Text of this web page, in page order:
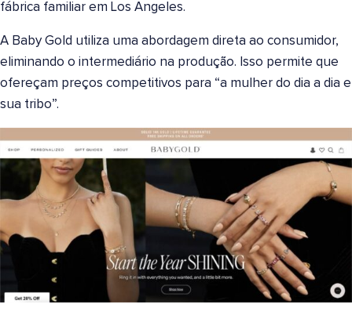
fábrica familiar em Los Angeles.
A Baby Gold utiliza uma abordagem direta ao consumidor,
eliminando o intermediário na produção. Isso permite que
ofereçam preços competitivos para “a mulher do dia a dia e
sua tribo”.